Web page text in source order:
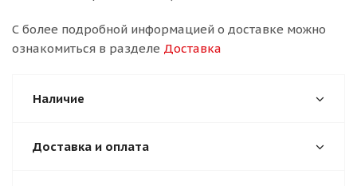
С более подробной информацией о доставке можно
ознакомиться в разделе Доставка
Наличие
Доставка и оплата